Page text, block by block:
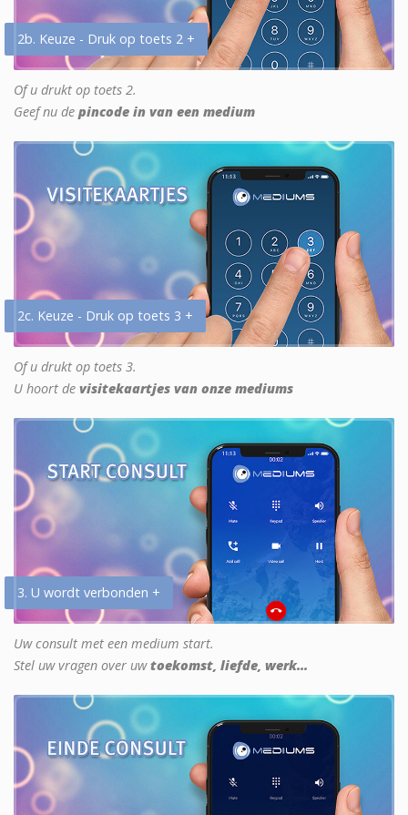
2b. Keuze - Druk op toets 2 +
Of u drukt op toets 2.
Geef nu de pincode in van een medium
2c. Keuze - Druk op toets 3 +
Of u drukt op toets 3.
U hoort de visitekaartjes van onze mediums
3. U wordt verbonden +
Uw consult met een medium start.
Stel uw vragen over uwtoekomst, liefde, werk...